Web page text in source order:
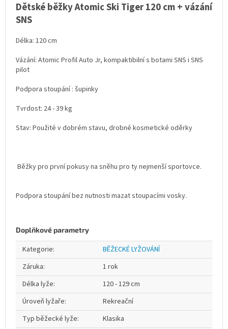
Dětské běžky Atomic Ski Tiger 120 cm + vázání
SNS
Délka: 120 cm
Vázání: Atomic Profil Auto Jr, kompaktibilní s botami SNS i SNS
pilot
Podpora stoupání : šupinky
Tvrdost: 24 - 39 kg
Stav: Použité v dobrém stavu, drobné kosmetické oděrky
Běžky pro první pokusy na sněhu pro ty nejmenší sportovce.
Podpora stoupání bez nutnosti mazat stoupacími vosky.
Doplňkové parametry
Kategorie:
BĚŽECKÉ LYŽOVÁNÍ
Záruka:
1 rok
Délka lyže:
120 - 129 cm
Úroveň lyžaře:
Rekreační
Typ běžecké lyže:
Klasika